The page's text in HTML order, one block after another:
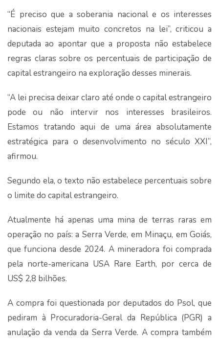
“É preciso que a soberania nacional e os interesses
nacionais estejam muito concretos na lei”, criticou a
deputada ao apontar que a proposta não estabelece
regras claras sobre os percentuais de participação de
capital estrangeiro na exploração desses minerais.
“A lei precisa deixar claro até onde o capital estrangeiro
pode ou não intervir nos interesses brasileiros.
Estamos tratando aqui de uma área absolutamente
estratégica para o desenvolvimento no século XXI”,
afirmou.
Segundo ela, o texto não estabelece percentuais sobre
o limite do capital estrangeiro.
Atualmente há apenas uma mina de terras raras em
operação no país: a Serra Verde, em Minaçu, em Goiás,
que funciona desde 2024. A mineradora foi comprada
pela norte-americana USA Rare Earth, por cerca de
US$ 2,8 bilhões.
A compra foi questionada por deputados do Psol, que
pediram à Procuradoria-Geral da República (PGR) a
anulação da venda da Serra Verde. A compra também